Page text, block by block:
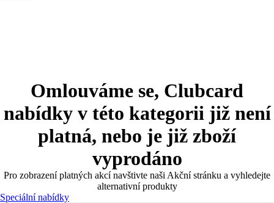
Omlouváme se, Clubcard
nabídky v této kategorii již není
platná, nebo je již zboží
vyprodáno
Pro zobrazení platných akcí navštivte naši Akční stránku a vyhledejte
alternativní produkty
Speciální nabídky